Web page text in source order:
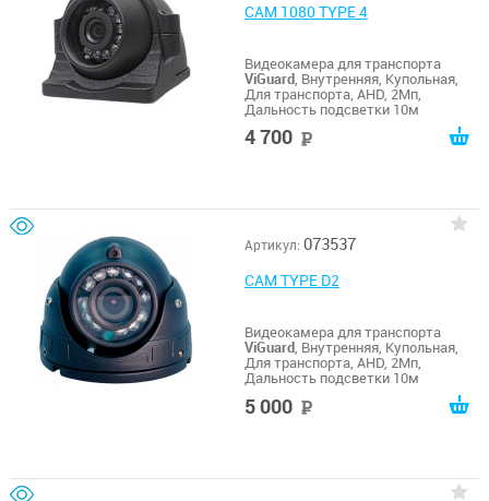
CAM 1080 TYPE 4
Видеокамера для транспорта
ViGuard, Внутренняя, Купольная,
Для транспорта, AHD, 2Мп,
Дальность подсветки 10м
4 700
Артикул: 073537
CAM TYPE D2
Видеокамера для транспорта
ViGuard, Внутренняя, Купольная,
Для транспорта, AHD, 2Мп,
Дальность подсветки 10м
5 000